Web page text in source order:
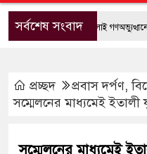
সর্বশেষ সংবাদজুলাই গণঅভ্যুত্থানের ২য়
প্রচ্ছদ প্রবাস দর্পণ,
সম্মেলনের মাধ্যমেই
সম্মেলনের মাধ্যমেই